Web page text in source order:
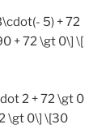
5) + 72
+ 72 \gt 0\] \[
2 + 72 \gt 0
\gt 0\] \[30